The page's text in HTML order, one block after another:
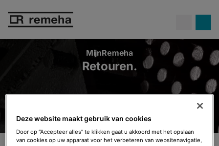
Confida warmtepompen.
op z'n best!
Ontdek Confida
MijnRemeha
Retouren.
Retouren
Deze website maakt gebruik van cookies
Door op “Accepteer alles” te klikken gaat u akkoord met het opslaan
van cookies op uw apparaat voor het verbeteren van websitenavigatie,